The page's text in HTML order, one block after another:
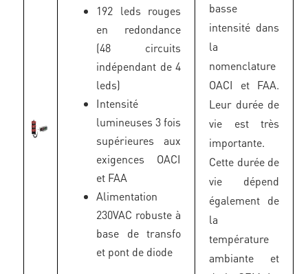
192 leds rouges
en redondance
(48 circuits
indépendant de 4
leds)
Intensité
lumineuses 3 fois
supérieures aux
exigences OACI
et FAA
Alimentation
230VAC robuste à
base de transfo
et pont de diode
basse
intensité dans
la
nomenclature
OACI et FAA.
Leur durée de
vie est très
importante.
Cette durée de
vie dépend
également de
la
température
ambiante et